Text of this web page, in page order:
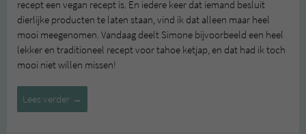
recept een vegan recept is. En iedere keer dat iemand besluit
dierlijke producten te laten staan, vind ik dat alleen maar heel
mooi meegenomen. Vandaag deelt Simone bijvoorbeeld een heel
lekker en traditioneel recept voor tahoe ketjap, en dat had ik toch
mooi niet willen missen!
Lees verder Gastrecept:
Tahoe
→